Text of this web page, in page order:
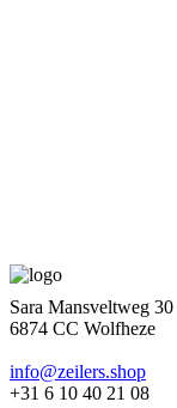
Sara Mansveltweg 30
6874 CC Wolfheze
info@zeilers.shop
+31 6 10 40 21 08